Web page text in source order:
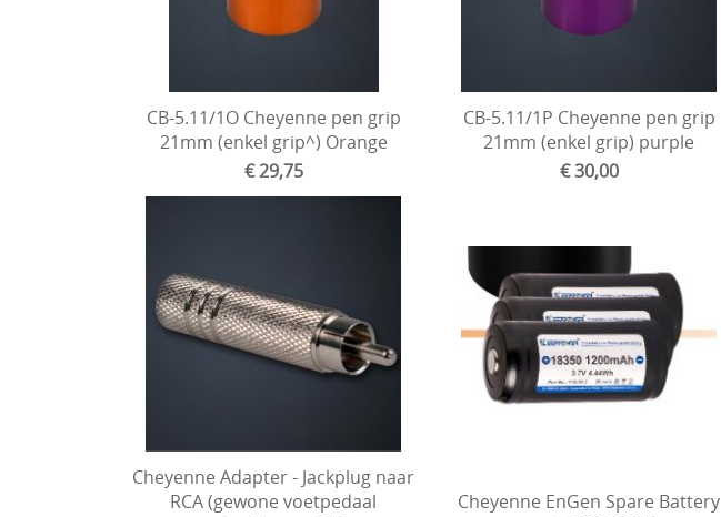
CB-5.11/1O Cheyenne pen grip
21mm (enkel grip^) Orange
€ 29,75
CB-5.11/1P Cheyenne pen grip
21mm (enkel grip) purple
€ 30,00
Cheyenne Adapter - Jackplug naar
RCA (gewone voetpedaal
Cheyenne EnGen Spare Battery